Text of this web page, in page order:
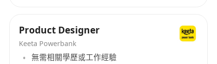
8、熟悉相关设计工具：figma（熟悉），
Axure（会用）
Product Designer
Keeta Powerbank
無需相關學歷或工作經驗